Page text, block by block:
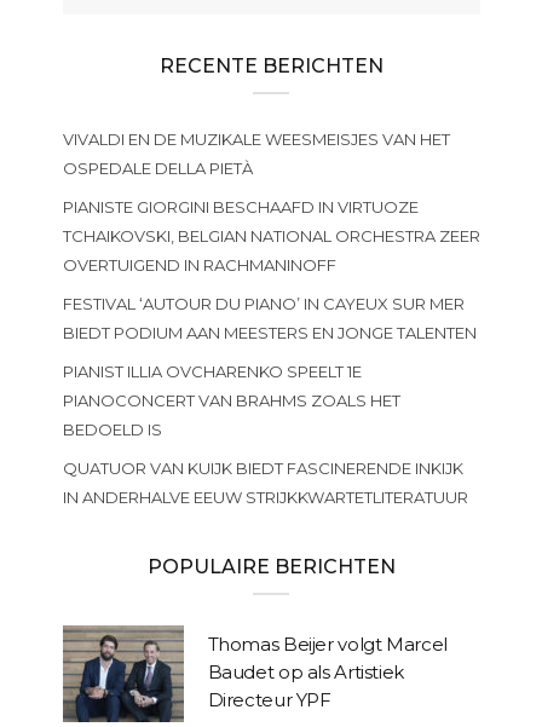
RECENTE BERICHTEN
VIVALDI EN DE MUZIKALE WEESMEISJES VAN HET
OSPEDALE DELLA PIETÀ
PIANISTE GIORGINI BESCHAAFD IN VIRTUOZE
TCHAIKOVSKI, BELGIAN NATIONAL ORCHESTRA ZEER
OVERTUIGEND IN RACHMANINOFF
FESTIVAL ‘AUTOUR DU PIANO’ IN CAYEUX SUR MER
BIEDT PODIUM AAN MEESTERS EN JONGE TALENTEN
PIANIST ILLIA OVCHARENKO SPEELT 1E
PIANOCONCERT VAN BRAHMS ZOALS HET
BEDOELD IS
QUATUOR VAN KUIJK BIEDT FASCINERENDE INKIJK
IN ANDERHALVE EEUW STRIJKKWARTETLITERATUUR
POPULAIRE BERICHTEN
Thomas Beijer volgt Marcel
Baudet op als Artistiek
Directeur YPF